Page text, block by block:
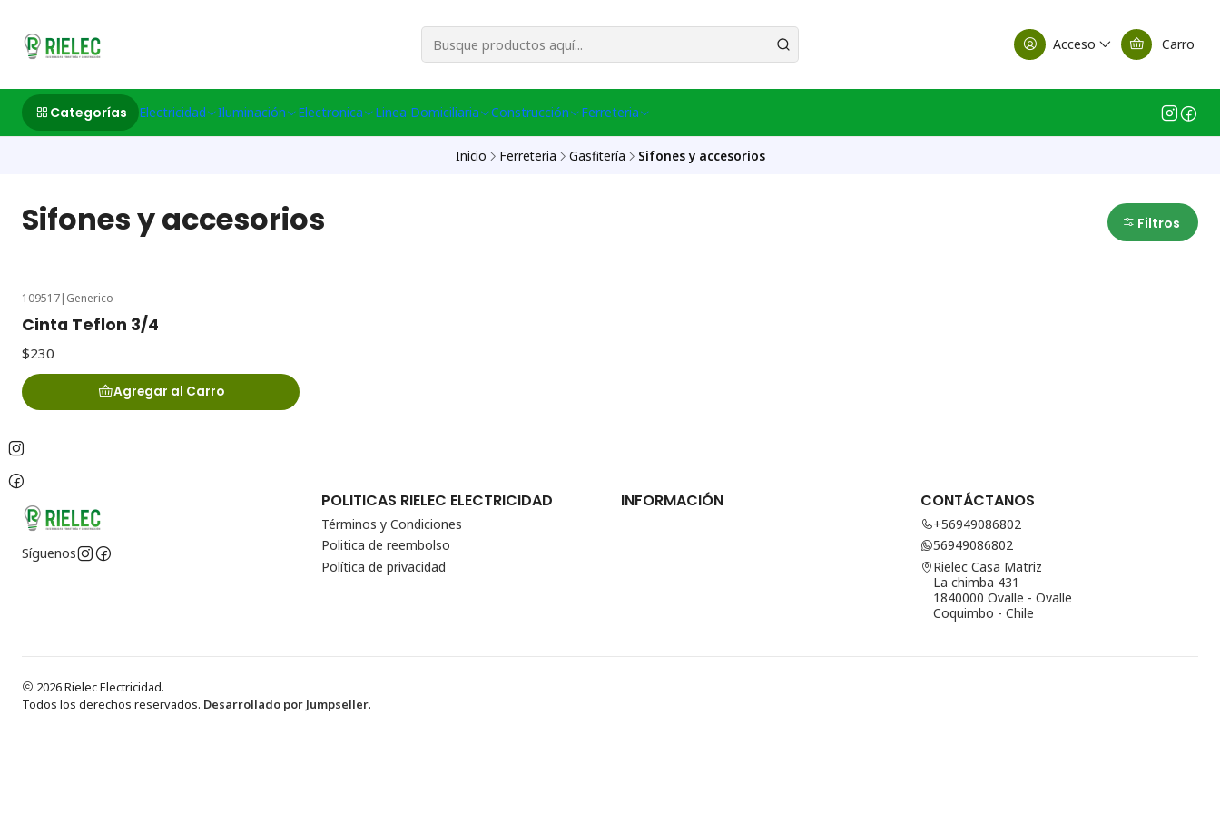
Acceso Carro
Categorías Electricidad Iluminación Electronica Linea Domiciliaria Construcción Ferreteria
Inicio Ferreteria Gasfitería Sifones y accesorios
Sifones y accesorios Filtros
109517| Generico
Cinta Teflon 3/4
$230
Agregar al Carro
Síguenos
POLITICAS RIELEC ELECTRICIDAD
Términos y Condiciones
Politica de reembolso
Política de privacidad
INFORMACIÓN CONTÁCTANOS
+56949086802
56949086802
Rielec Casa Matriz
La chimba 431
1840000 Ovalle - Ovalle
Coquimbo - Chile
2026 Rielec Electricidad.
Todos los derechos reservados. Desarrollado por Jumpseller.